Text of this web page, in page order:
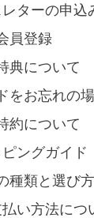
ターの申込
員登録
典について
をお忘れの
約について
ングガイド
種類と選び方
い方法につ